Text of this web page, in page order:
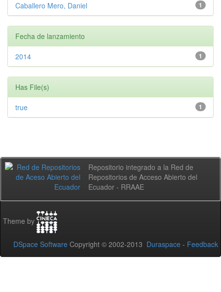
1
Caballero Mero, Daniel
Fecha de lanzamiento
1
2014
Has File(s)
1
true
Repositorio integrado a la Red de
Repositorios de Acceso Abierto del
Ecuador - RRAAE
Theme by
DSpace Software Copyright © 2002-2013 Duraspace - Feedback